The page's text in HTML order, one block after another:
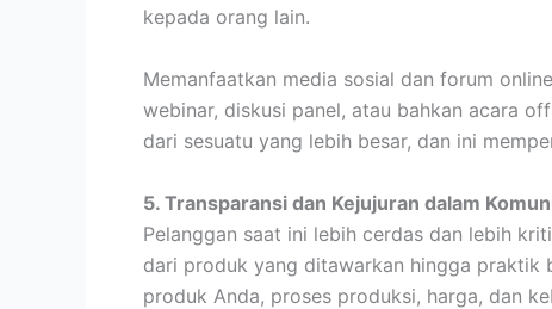
kepada orang lain.
Memanfaatkan media sosial dan forum
webinar, diskusi panel, atau bahkan acara
dari sesuatu yang lebih besar, dan ini
5. Transparansi dan Kejujuran dalam
Pelanggan saat ini lebih cerdas dan lebih
dari produk yang ditawarkan hingga praktik
produk Anda, proses produksi, harga, dan